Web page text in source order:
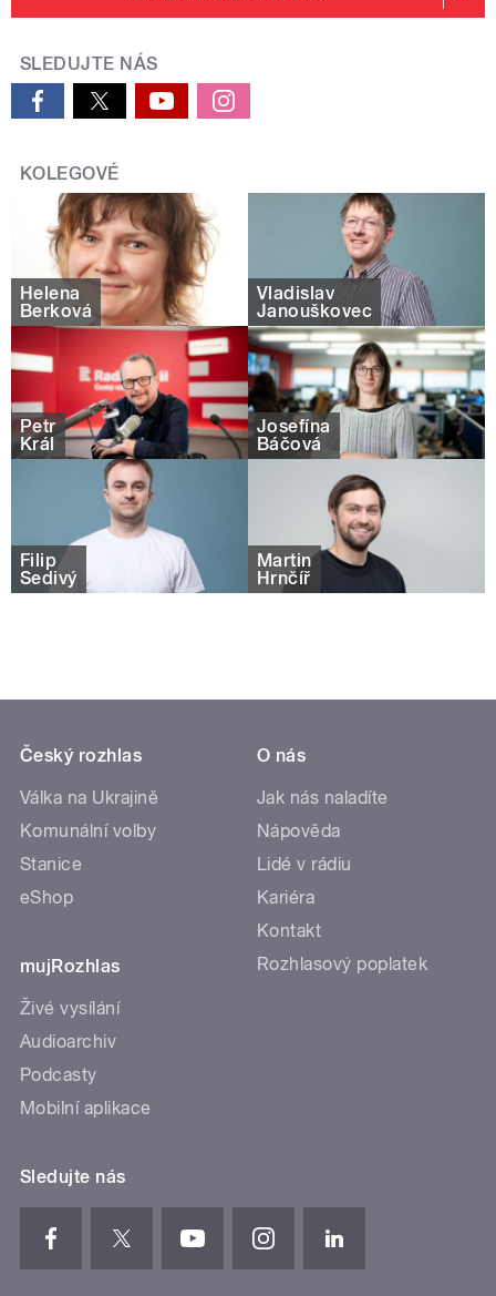
SLEDUJTE NÁS
KOLEGOVÉ
Helena
Berková
Vladislav
Janouškovec
Petr
Král
Josefína
Báčová
Filip
Šedivý
Martin
Hrnčíř
Český rozhlas
Válka na Ukrajině
Komunální volby
Stanice
eShop
mujRozhlas
Živé vysílání
Audioarchiv
Podcasty
Mobilní aplikace
O nás
Jak nás naladíte
Nápověda
Lidé v rádiu
Kariéra
Kontakt
Rozhlasový poplatek
Sledujte nás